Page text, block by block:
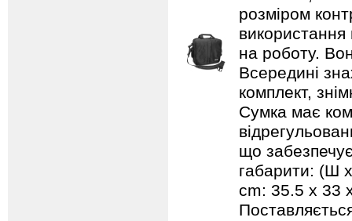
розміром
використання
на роботу.
Всередині
комплект,
Сумка має
що
габарити: (Ш
cm: 35.5 x 33